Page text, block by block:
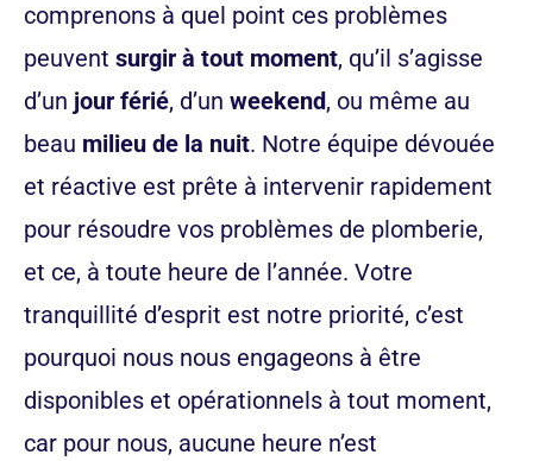
comprenons à quel point ces problèmes
peuvent surgir à tout moment, qu’il s’agisse
d’un jour férié, d’un weekend, ou même au
beau milieu de la nuit. Notre équipe dévouée
et réactive est prête à intervenir rapidement
pour résoudre vos problèmes de plomberie,
et ce, à toute heure de l’année. Votre
tranquillité d’esprit est notre priorité, c’est
pourquoi nous nous engageons à être
disponibles et opérationnels à tout moment,
car pour nous, aucune heure n’est